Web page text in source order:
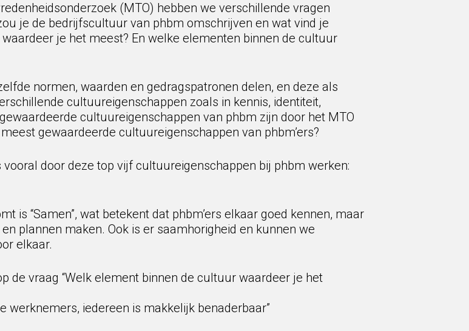
(MTO) hebben we verschillende vragen
je de bedrijfscultuur van phbm omschrijven en wat vind je
je het meest? En welke elementen binnen de cultuur
normen, waarden en gedragspatronen delen, en deze als
cultuureigenschappen zoals in kennis, identiteit,
cultuureigenschappen van phbm zijn door het MTO
gewaardeerde cultuureigenschappen van phbm’ers?
vooral door deze top vijf cultuureigenschappen bij phbm werken:
is “Samen”, wat betekent dat phbm’ers elkaar goed kennen, maar
plannen maken. Ook is er saamhorigheid en kunnen we
elkaar.
de vraag “Welk element binnen de cultuur waardeer je het
werknemers, iedereen is makkelijk benaderbaar”